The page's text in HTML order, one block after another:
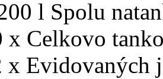
l Spolu
x Celkovo
x Evidovaných